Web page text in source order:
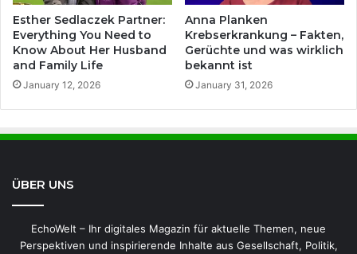
Esther Sedlaczek Partner:
Everything You Need to
Know About Her Husband
and Family Life
January 12, 2026
Anna Planken
Krebserkrankung – Fakten,
Gerüchte und was wirklich
bekannt ist
January 31, 2026
ÜBER UNS
EchoWelt – Ihr digitales Magazin für aktuelle Themen, neue
Perspektiven und inspirierende Inhalte aus Gesellschaft, Politik,